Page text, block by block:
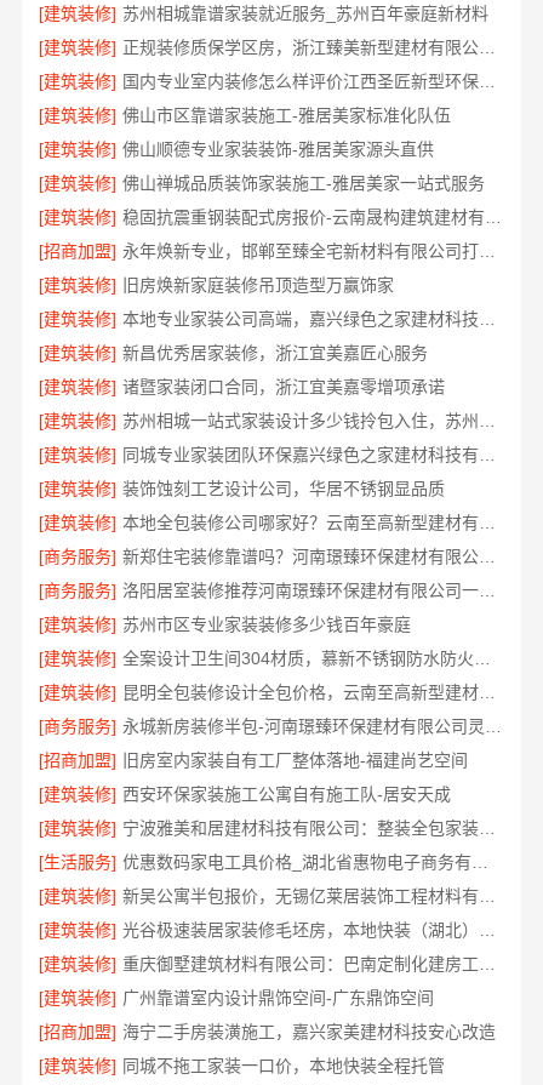
[建筑装修] 苏州相城靠谱家装就近服务_苏州百年豪庭新材料
[建筑装修]
正规装修质保学区房，浙江臻美新型建材有限公司质量可靠
[建筑装修]
国内专业室内装修怎么样评价江西圣匠新型环保材料有限公司
[建筑装修] 佛山市区靠谱家装施工-雅居美家标准化队伍
[建筑装修] 佛山顺德专业家装装饰-雅居美家源头直供
[建筑装修] 佛山禅城品质装饰家装施工-雅居美家一站式服务
[建筑装修]
[招商加盟]
永年焕新专业，邯郸至臻全宅新材料有限公司打造精品全宅工程
[建筑装修]
旧房焕新家庭装修吊顶造型万赢饰家
[建筑装修]
[建筑装修] 新昌优秀居家装修，浙江宜美嘉匠心服务
[建筑装修] 诸暨家装闭口合同，浙江宜美嘉零增项承诺
[建筑装修]
[建筑装修]
[建筑装修] 装饰蚀刻工艺设计公司，华居不锈钢显品质
[建筑装修]
[商务服务]
新郑住宅装修靠谱吗？河南璟臻环保建材有限公司口碑好
[商务服务]
洛阳居室装修推荐河南璟臻环保建材有限公司一站式服务
[建筑装修] 苏州市区专业家装装修多少钱百年豪庭
[建筑装修]
[建筑装修]
昆明全包装修设计全包价格，云南至高新型建材有限公司
[商务服务]
[招商加盟]
旧房室内家装自有工厂整体落地-福建尚艺空间
[建筑装修] 西安环保家装施工公寓自有施工队-居安天成
[建筑装修]
宁波雅美和居建材科技有限公司：整装全包家装设计厨卫改造
[生活服务]
[建筑装修]
[建筑装修]
[建筑装修]
[建筑装修] 广州靠谱室内设计鼎饰空间-广东鼎饰空间
[招商加盟] 海宁二手房装潢施工，嘉兴家美建材科技安心改造
[建筑装修] 同城不拖工家装一口价，本地快装全程托管